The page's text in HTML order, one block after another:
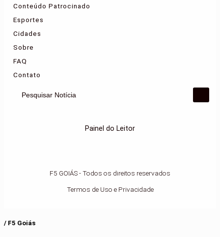
Conteúdo Patrocinado
Esportes
Cidades
Sobre
FAQ
Contato
Pesquisar Notícia
Painel do Leitor
F5 GOIÁS - Todos os direitos reservados
Termos de Uso e Privacidade
/ F5 Goiás